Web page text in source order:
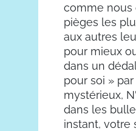
comme nous
pièges les
aux autres
pour mieux
dans un
pour soi »
mystérieux,
dans les
instant, votre